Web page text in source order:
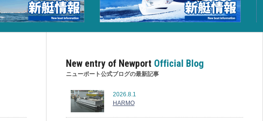
New entry of Newport Official Blog
ニューポート公式ブログの最新記事
2026.8.1
HARMO